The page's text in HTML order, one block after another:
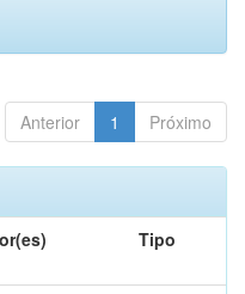
Anterior 1 Próximo
Tipo